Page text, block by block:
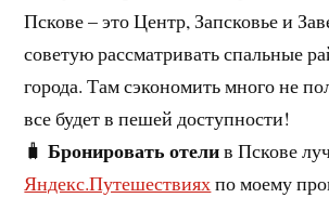
Пскове – это Центр, Запсковье и
советую рассматривать спальные
города. Там сэкономить много не
все будет в пешей доступности!
🧳Бронировать отелив Пскове
Яндекс.Путешествияхпо моему